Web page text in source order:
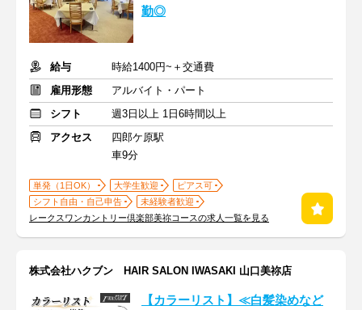
勤◎
給与
時給1400円~＋交通費
雇用形態
アルバイト・パート
シフト
週3日以上 1日6時間以上
アクセス
四郎ケ原駅
車9分
単発（1日OK） 大学生歓迎
ピアス可
シフト自由・自己申告
未経験者歓迎
レークスワンカントリー倶楽部美祢コースの求人一覧を見る
株式会社ハクブン HAIR SALON IWASAKI 山口美祢店
【カラーリスト】≪白髪染めなど